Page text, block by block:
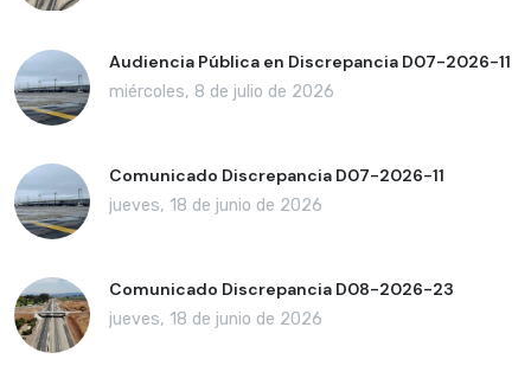
Audiencia Pública en Discrepancia D07-2026-11
miércoles, 8 de julio de 2026
Comunicado Discrepancia D07-2026-11
jueves, 18 de junio de 2026
Comunicado Discrepancia D08-2026-23
jueves, 18 de junio de 2026